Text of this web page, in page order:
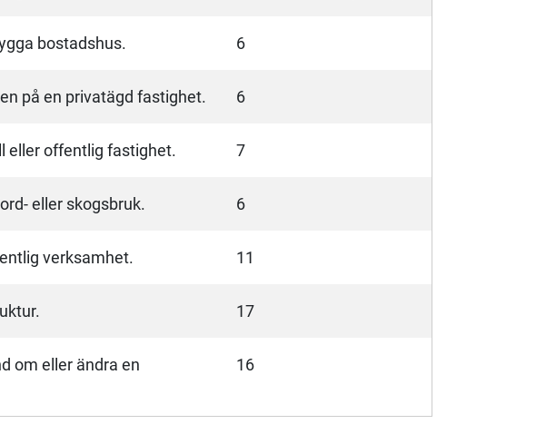
bostadshus. 6
på en privatägd fastighet. 6
eller offentlig fastighet. 7
eller skogsbruk. 6
verksamhet. 11
17
om eller ändra en
16